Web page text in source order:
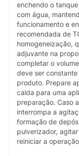
enchendo o
com água,
funcionamento e
recomendada de
homogeneização,
adjuvante na
completar o
deve ser
produto. Prepare
calda para uma
preparação. Caso
interrompa a
formação de
pulverizador,
reiniciar a